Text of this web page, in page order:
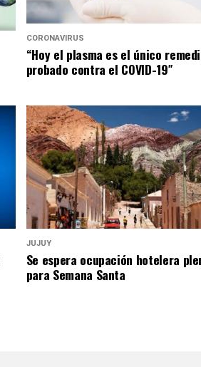
CORONAVIRUS
“Hoy el plasma es el único
probado contra el COVID-19″
JUJUY
Se espera ocupación hotelera
para Semana Santa